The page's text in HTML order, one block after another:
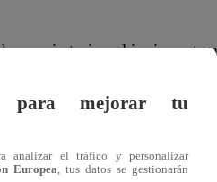
respiratorias, el invierno
para su correcto
se presentan más
motivo. Esta enfermedad
para mejorar tu
analizar el tráfico y personalizar
Europea , tus datos se gestionarán